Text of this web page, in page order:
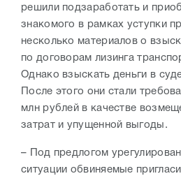
решили подзаработать и
знакомого в рамках уступки
несколько материалов о
по договорам лизинга
Однако взыскать деньги в
После этого они стали
млн рублей в качестве
затрат и упущенной выгоды.
– Под предлогом
ситуации обвиняемые